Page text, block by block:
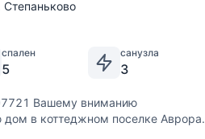
Степаньково
спален
5
санузла
3
Вашему вниманию
дом в коттеджном поселке Аврора,
площадь дома составляет